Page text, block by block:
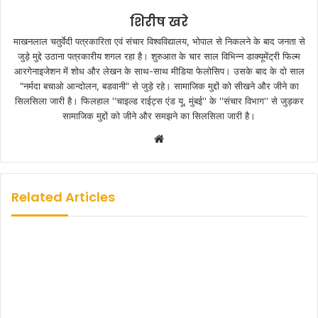
शिरीष खरे
माखनलाल चतुर्वेदी पत्रकारिता एवं संचार विश्‍वविद्यालय, भोपाल से निकलने के बाद जनता से
जुड़े मुद्दे उठाना पत्रकारीय शगल रहा है। शुरुआत के चार साल विभिन्न डाक्यूमेंट्री फिल्म
आरगेनाइजेशन में शोध और लेखन के साथ-साथ मीडिया फेलोसिप। उसके बाद के दो साल
"नर्मदा बचाओ आन्दोलन, बडवानी" से जुड़े रहे। सामाजिक मुद्दों को सीखने और जीने का
सिलसिला जारी है। फिलहाल ''चाइल्ड राईट्स एंड यू, मुंबई'' के ''संचार विभाग'' से जुड़कर
सामाजिक मुद्दों को जीने और समझने का सिलसिला जारी है।
b
Related Articles